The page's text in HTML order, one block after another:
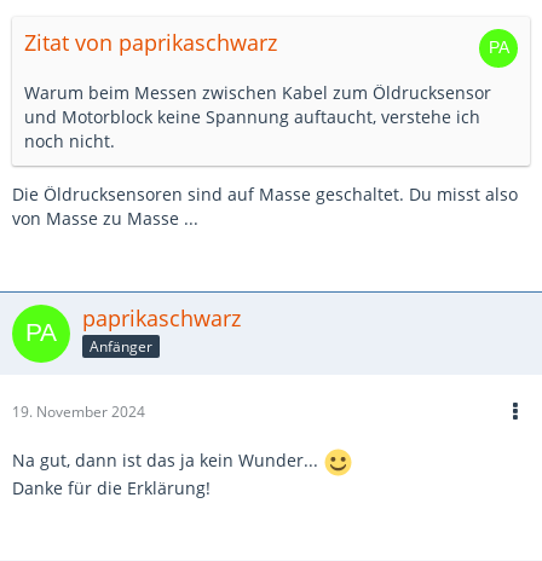
Zitat von paprikaschwarz
Warum beim Messen zwischen Kabel zum Öldrucksensor
und Motorblock keine Spannung auftaucht, verstehe ich
noch nicht.
Die Öldrucksensoren sind auf Masse geschaltet. Du misst also
von Masse zu Masse ...
paprikaschwarz
Anfänger
19. November 2024
Na gut, dann ist das ja kein Wunder...
Danke für die Erklärung!